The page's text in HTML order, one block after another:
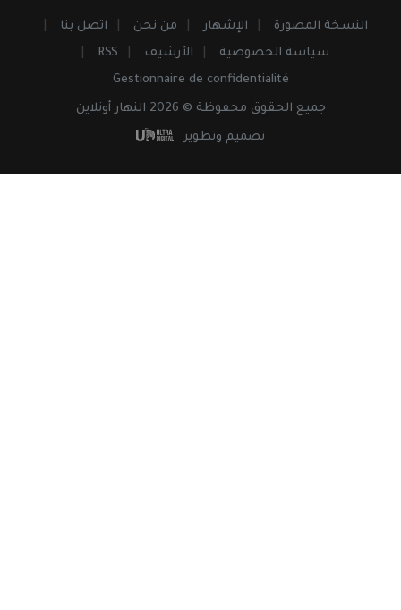
النسخة المصورة الإشهار من نحن
اتصل بنا
سياسة الخصوصية
الأرشيف
RSS
Gestionnaire de confidentialité
جميع الحقوق محفوظة © 2026 النهار أونلاين
تصميم وتطوير